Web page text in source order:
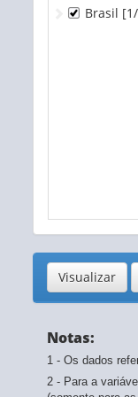
2009
2008 -
Brasil
Visualizar
Notas:
1 - Os dados
2 - Para a variável